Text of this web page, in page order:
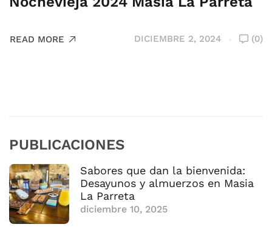
READ MORE DICIEMBRE 2, 2024 (0)
PUBLICACIONES
Sabores que dan la bienvenida:
Desayunos y almuerzos en Masia
La Parreta
diciembre 10, 2025